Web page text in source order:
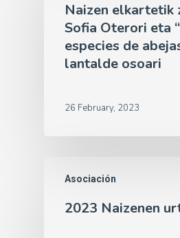
Naizen elkartetik
Sofia Oterori eta
especies de
lantalde osoari
26 February, 2023
Asociación
2023 Naizenen